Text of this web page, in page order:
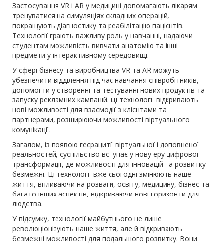
Застосування VR і AR у медицині допомагають лікарям
тренуватися на симуляціях складних операцій,
покращують діагностику та реабілітацію пацієнтів.
Технології грають важливу роль у навчанні, надаючи
студентам можливість вивчати анатомію та інші
предмети у інтерактивному середовищі.
У сфері бізнесу та виробництва VR та AR можуть
убезпечити відділення під час навчання співробітників,
допомогти у створенні та тестуванні нових продуктів та
запуску рекламних кампаній. Ці технології відкривають
нові можливості для взаємодії з клієнтами та
партнерами, розширюючи можливості віртуального
комунікації.
Загалом, із появою геєрацитії віртуальної і доповненої
реальностей, суспільство вступає у нову еру цифрової
трансформації, де можливості для інновацій та розвитку
безмежні. Ці технології вже сьогодні змінюють наше
життя, впливаючи на розваги, освіту, медицину, бізнес та
багато інших аспектів, відкриваючи нові горизонти для
людства.
У підсумку, технології майбутнього не лише
революціонізують наше життя, але й відкривають
безмежні можливості для подальшого розвитку. Вони